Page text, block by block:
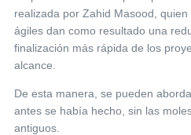
realizada por Zahid Masood,
ágiles dan como resultado una
finalización más rápida de los
alcance.
De esta manera, se pueden
antes se había hecho, sin las
antiguos.